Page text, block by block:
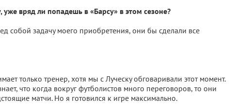
вряд ли попадешь в «Барсу» в этом сезоне?
собой задачу моего приобретения, они бы сделали все
только тренер, хотя мы с Луческу обговаривали этот момент.
что когда вокруг футболистов много переговоров, то они
матчи. Но я готовился к игре максимально.